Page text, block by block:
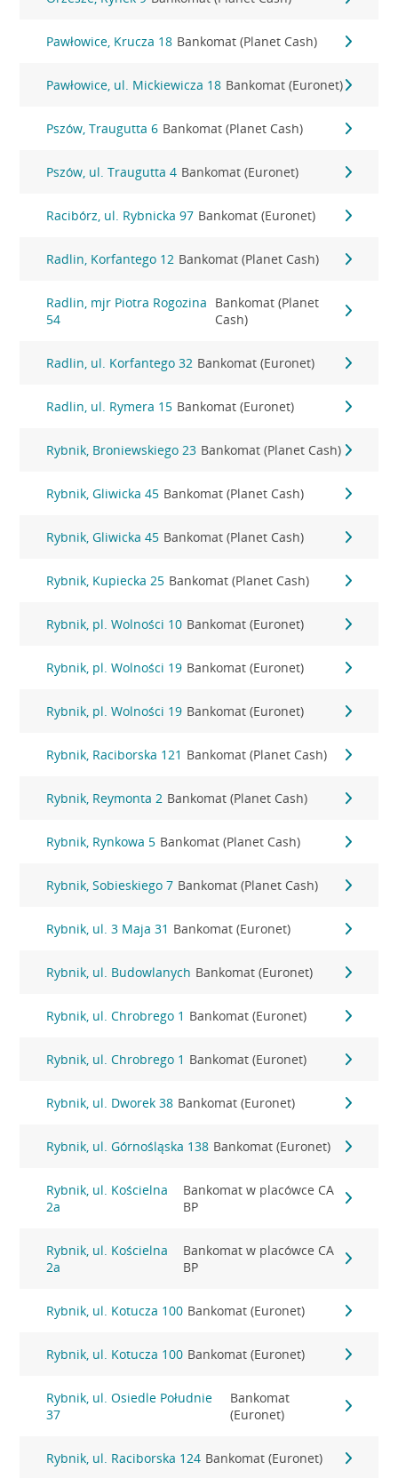
Pawłowice, Krucza 18 Bankomat (Planet Cash)
Pawłowice, ul. Mickiewicza 18 Bankomat (Euronet)
Pszów, Traugutta 6 Bankomat (Planet Cash)
Pszów, ul. Traugutta 4 Bankomat (Euronet)
Racibórz, ul. Rybnicka 97 Bankomat (Euronet)
Radlin, Korfantego 12 Bankomat (Planet Cash)
Radlin, mjr Piotra Rogozina
54
Bankomat (Planet
Cash)
Radlin, ul. Korfantego 32 Bankomat (Euronet)
Radlin, ul. Rymera 15 Bankomat (Euronet)
Rybnik, Broniewskiego 23 Bankomat (Planet Cash)
Rybnik, Gliwicka 45 Bankomat (Planet Cash)
Rybnik, Gliwicka 45 Bankomat (Planet Cash)
Rybnik, Kupiecka 25 Bankomat (Planet Cash)
Rybnik, pl. Wolności 10 Bankomat (Euronet)
Rybnik, pl. Wolności 19 Bankomat (Euronet)
Rybnik, pl. Wolności 19 Bankomat (Euronet)
Rybnik, Raciborska 121 Bankomat (Planet Cash)
Rybnik, Reymonta 2 Bankomat (Planet Cash)
Rybnik, Rynkowa 5 Bankomat (Planet Cash)
Rybnik, Sobieskiego 7 Bankomat (Planet Cash)
Rybnik, ul. 3 Maja 31 Bankomat (Euronet)
Rybnik, ul. Budowlanych Bankomat (Euronet)
Rybnik, ul. Chrobrego 1 Bankomat (Euronet)
Rybnik, ul. Chrobrego 1 Bankomat (Euronet)
Rybnik, ul. Dworek 38 Bankomat (Euronet)
Rybnik, ul. Górnośląska 138 Bankomat (Euronet)
Rybnik, ul. Kościelna
2a
Bankomat w placówce CA
BP
Rybnik, ul. Kościelna
2a
Bankomat w placówce CA
BP
Rybnik, ul. Kotucza 100 Bankomat (Euronet)
Rybnik, ul. Kotucza 100 Bankomat (Euronet)
Rybnik, ul. Osiedle Południe
37
Bankomat
(Euronet)
Rybnik, ul. Raciborska 124 Bankomat (Euronet)